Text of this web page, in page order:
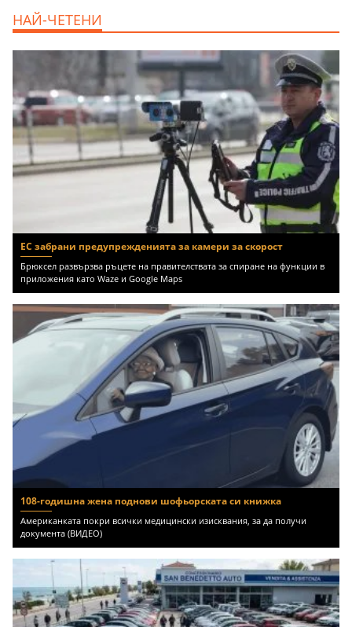
НАЙ-ЧЕТЕНИ
ЕС забрани предупрежденията за камери за скорост
Брюксел развързва ръцете на правителствата за спиране на функции в
приложения като Waze и Google Maps
108-годишна жена поднови шофьорската си книжка
Американката покри всички медицински изисквания, за да получи
документа (ВИДЕО)